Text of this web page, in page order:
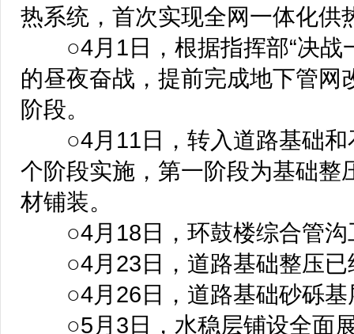
热系统，首次实现全网一体化供
○4月1日，根据指挥部“决战
的昼夜奋战，提前完成地下管
阶段。
○4月11日，转入道路基础和
个阶段实施，第一阶段为基础整
材铺装。
○4月18日，环鼓楼综合管沟
○4月23日，道路基础整压已
○4月26日，道路基础砂砾基
○5月3日，水稳层铺设全面